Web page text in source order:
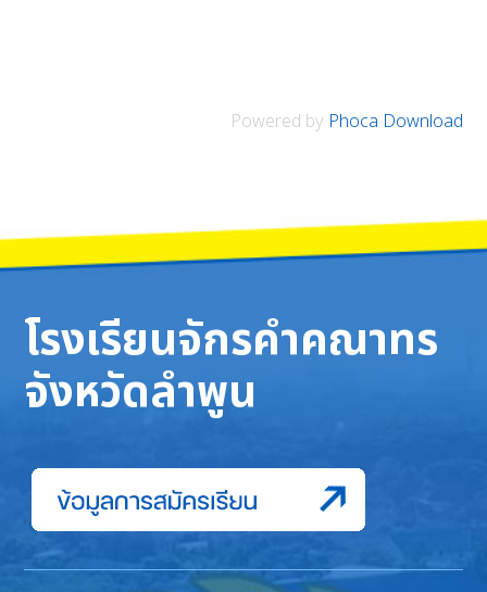
Powered by Phoca Download
โรงเรียนจักรคำคณาทร
จังหวัดลำพูน